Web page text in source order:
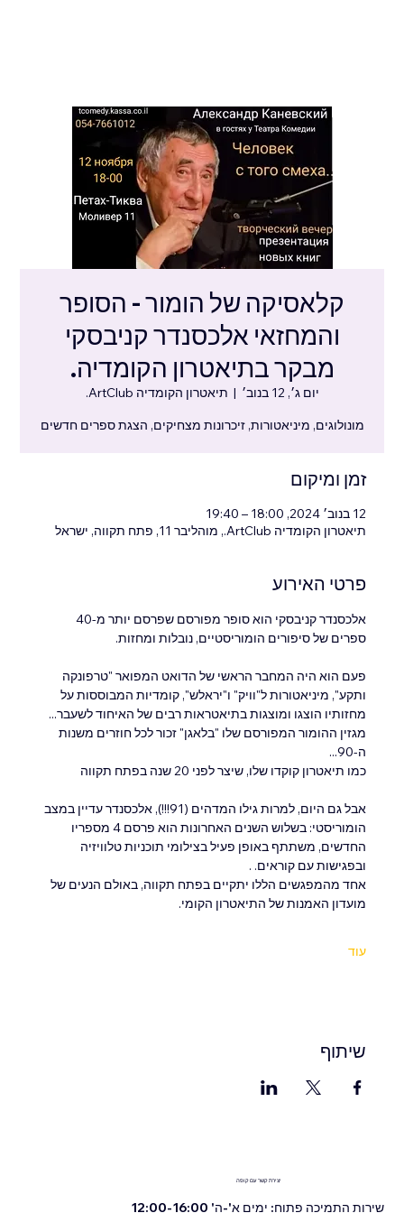
קלאסיקה של הומור - הסופר
והמחזאי אלכסנדר קניבסקי
מבקר בתיאטרון הקומדיה.
יום ג׳, 12 בנוב׳
  |
תיאטרון הקומדיה ArtClub.
מונולוגים, מיניאטורות, זיכרונות מצחיקים, הצגת ספרים חדשים
זמן ומיקום
12 בנוב׳ 2024, 18:00 – 19:40
תיאטרון הקומדיה ArtClub., מוהליבר 11, פתח תקווה, ישראל
פרטי האירוע
ספרים של סיפורים הומוריסטיים, נובלות ומחזות.
פעם הוא היה המחבר הראשי של הדואט המפואר "טרפונקה
ותקע", מיניאטורות ל"וויק" ו"יראלש", קומדיות המבוססות על
מחזותיו הוצגו ומוצגות בתיאטראות רבים של האיחוד לשעבר...
מגזין ההומור המפורסם שלו "בלאגן" זכור לכל חוזרים משנות
ה-90...
כמו תיאטרון קוקדו שלו, שיצר לפני 20 שנה בפתח תקווה
אבל גם היום, למרות גילו המדהים (91!!!), אלכסנדר עדיין במצב
הומוריסטי: בשלוש השנים האחרונות הוא פרסם 4 מספריו
החדשים, משתתף באופן פעיל בצילומי תוכניות טלוויזיה
ובפגישות עם קוראים. .
אחד מהמפגשים הללו יתקיים בפתח תקווה, באולם הנעים של
מועדון האמנות של התיאטרון הקומי.
עוד
שיתוף
יצירת קשר עם קופה
שירות התמיכה פתוח: ימים א'-ה' 12:00-16:00